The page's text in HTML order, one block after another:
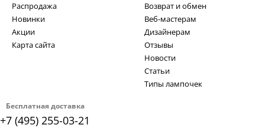
Бесплатная доставка
+7 (495) 255-03-21
Распродажа
Новинки
Акции
Карта сайта
Возврат и обмен
Веб-мастерам
Дизайнерам
Отзывы
Новости
Статьи
Типы лампочек